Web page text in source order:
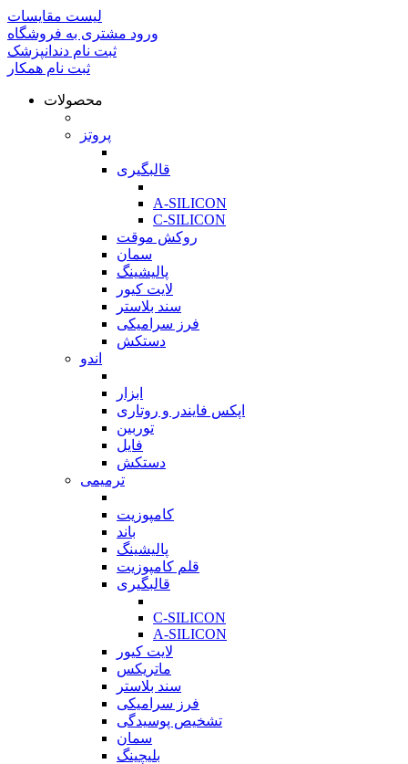
لیست مقایسات
ورود مشتری به فروشگاه
ثبت نام دندانپزشک
ثبت نام همکار
محصولات
پروتز
قالبگیری
A-SILICON
C-SILICON
روکش موقت
سمان
پالیشینگ
لایت کیور
سند بلاستر
فرز سرامیکی
دستکش
اندو
ابزار
اپکس فایندر و روتاری
توربین
فایل
دستکش
ترمیمی
کامپوزیت
باند
پالیشینگ
قلم کامپوزیت
قالبگیری
C-SILICON
A-SILICON
لایت کیور
ماتریکس
سند بلاستر
فرز سرامیکی
تشخیص پوسیدگی
سمان
بلیچینگ